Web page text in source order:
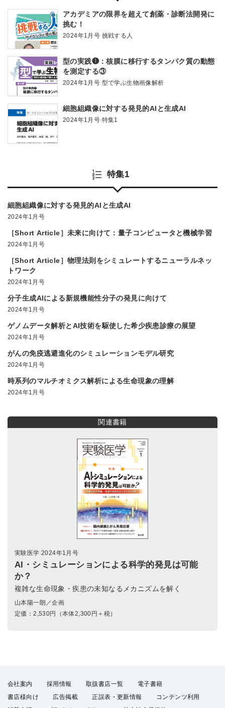
アカデミアの限界を超えて創薬・診断法開発に
挑む！
2024年1月号 挑戦する人
型の実践❶：核膜に移行するタンパク質の動態
を測定する③
2024年1月号 型で学ぶ生物画像解析
細胞組織像に対する発見的AIと生成AI
2024年1月号 特集1
特集1
細胞組織像に対する発見的AIと生成AI
2024年1月号
［Short Article］未来に向けて：量子コンピュータと機械学習
2024年1月号
［Short Article］物理法則をシミュレートするニューラルネッ
トワーク
2024年1月号
分子生成AIによる新規機能性分子の発見に向けて
2024年1月号
ゲノムデータ解析とAI技術を駆使した希少疾患診療の展望
2024年1月号
がんの免疫逃避進化のシミュレーションモデル研究
2024年1月号
時系列のマルチオミクス解析による生命現象の理解
2024年1月号
関連書籍
実験医学 2024年1月号
AI・シミュレーションによる科学的発見は可能
か？
複雑な生命現象・疾患の未知なるメカニズムを解く
山本陽一朗／企画
定価：2,530円（本体2,300円＋税）
会社案内 採用情報 取扱書店一覧
電子書籍
書店様向け
広告掲載 正誤表・更新情報
コンテンツ利用